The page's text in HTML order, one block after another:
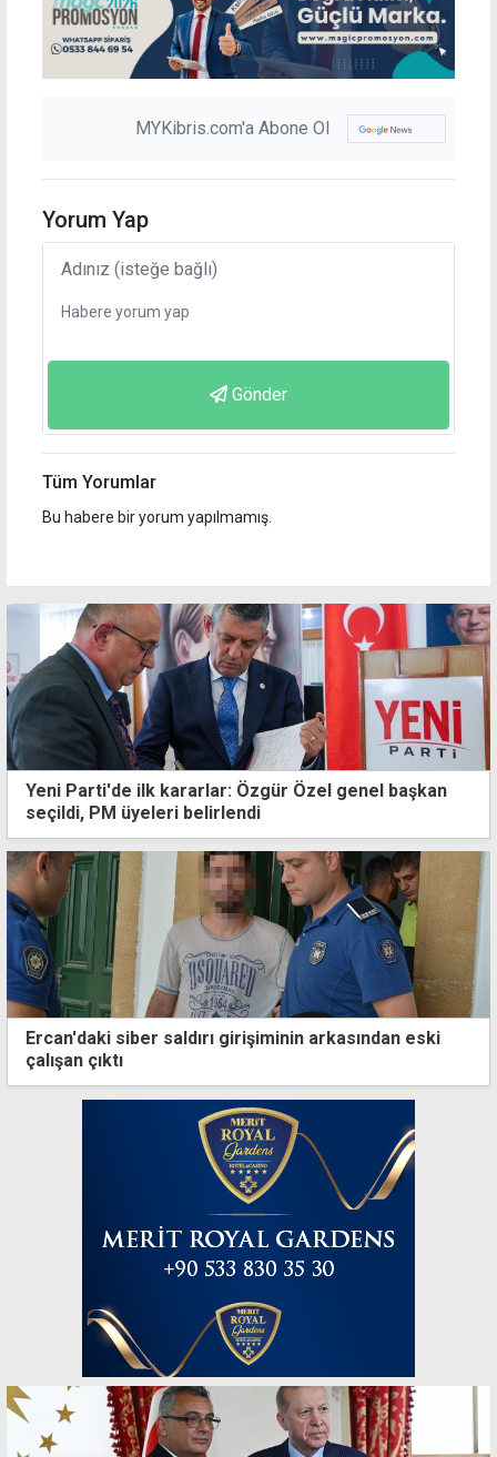
MYKibris.com'a Abone Ol
Yorum Yap
Gönder
Tüm Yorumlar
Bu habere bir yorum yapılmamış.
Yeni Parti'de ilk kararlar: Özgür Özel genel başkan
seçildi, PM üyeleri belirlendi
Ercan'daki siber saldırı girişiminin arkasından eski
çalışan çıktı